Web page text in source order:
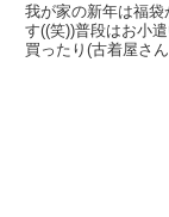
我が家の新年は福袋
す((笑))普段はお小
買ったり(古着屋さん
要な時に必要な物を